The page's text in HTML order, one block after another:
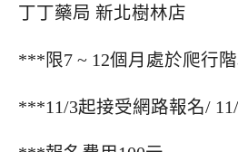
丁丁藥局 新北樹林店
***限7 ~ 12個月處於爬行
***11/3起接受網路報名/